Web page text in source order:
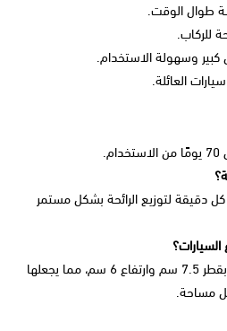
طوال الوقت.
للركاب.
وسهولة الاستخدام.
العائلة.
دقيقة لتوزيع الرائحة بشكل مستمر
نعم، تتميز بتصميم صغير وأنيق بقطر 7.5 سم وارتفاع 6 سم، مما يجعلها
مساحة.